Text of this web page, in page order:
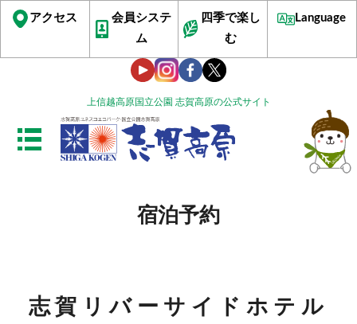
上信越高原国立公園 志賀高原の公式サイト
アクセス
会員システ
ム
四季で楽し
む
Language
宿泊予約
志賀リバーサイドホテル